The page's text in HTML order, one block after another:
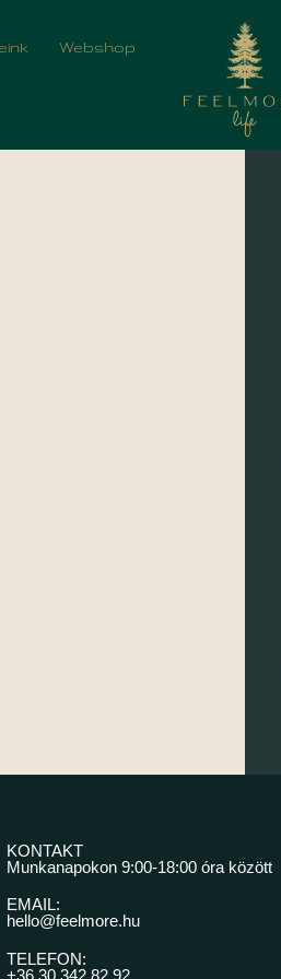
Webshop
KONTAKT
Munkanapokon 9:00-18:00 óra között​
EMAIL:
hello@feelmore.hu
TELEFON:
+36 30 342 82 92